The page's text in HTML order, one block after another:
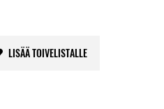
LISÄÄ TOIVELISTALLE